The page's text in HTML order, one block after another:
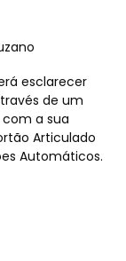
esclarecer
de um
a sua
Articulado
Automáticos.